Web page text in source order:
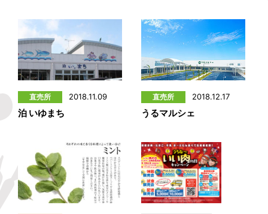
2018.11.09
泊 いゆまち
2018.12.17
うるマルシェ